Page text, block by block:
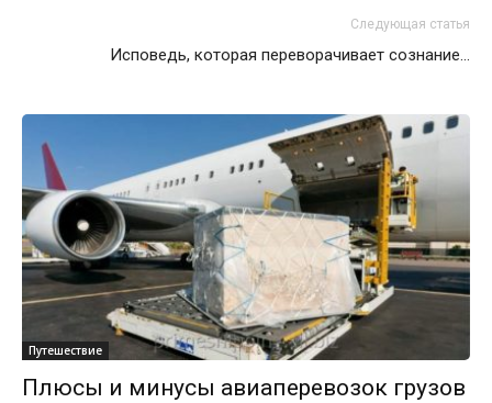
Следующая статья
Исповедь, которая переворачивает сознание…
Путешествие
Плюсы и минусы авиаперевозок грузов